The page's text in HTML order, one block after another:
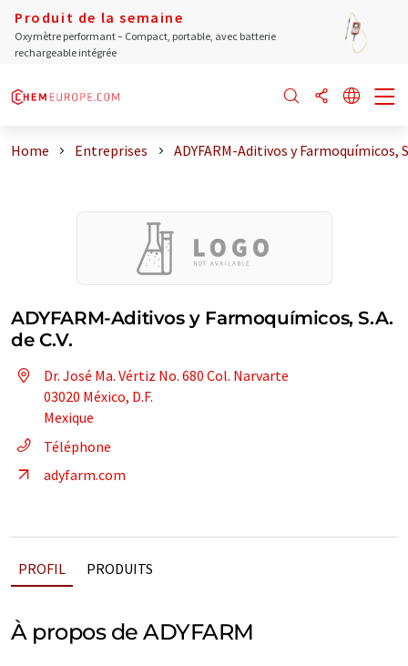
Produit de la semaine
Oxymètre performant – Compact, portable, avec batterie
rechargeable intégrée
Home Entreprises ADYFARM-Aditivos y Farmoquímicos,
ADYFARM-Aditivos y Farmoquímicos, S.A.
de C.V.
Dr. José Ma. Vértiz No. 680 Col. Narvarte
03020 México, D.F.
Mexique
Téléphone
adyfarm.com
PROFIL PRODUITS
À propos de ADYFARM